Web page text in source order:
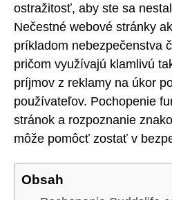
ostražitosť, aby ste sa
Nečestné webové stránky
príkladom nebezpečenstva
pričom využívajú klamlivú
príjmov z reklamy na úkor
používateľov. Pochopenie
stránok a rozpoznanie
môže pomôcť zostať v
Obsah